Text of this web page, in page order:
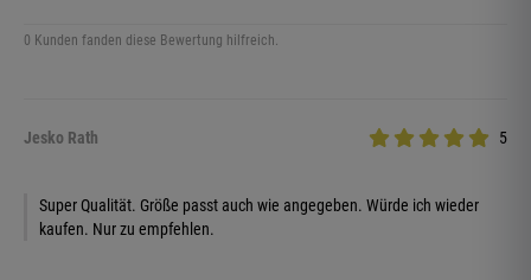
0 Kunden fanden diese Bewertung hilfreich.
Jesko Rath 5
Super Qualität. Größe passt auch wie angegeben. Würde ich wieder
kaufen. Nur zu empfehlen.